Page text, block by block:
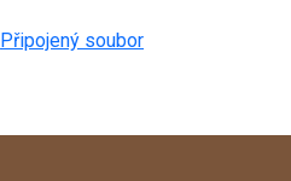
Připojený soubor